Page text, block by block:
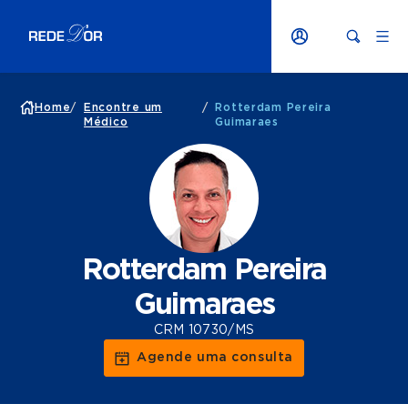
Home/
Encontre um
Médico
/
Rotterdam Pereira
Guimaraes
Rotterdam Pereira
Guimaraes
CRM 10730/MS
Agende uma consulta